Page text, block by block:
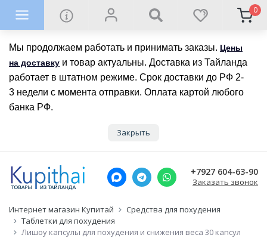
Мы продолжаем работать и принимать заказы. Цены
на доставку и товар актуальны. Доставка из Тайланда
работает в штатном режиме. Срок доставки до РФ 2-
3 недели с момента отправки. Оплата картой любого
банка РФ.
Закрыть
0
+7927 604-63-90
Заказать звонок
Интернет магазин Купитай
Средства для похудения
Таблетки для похудения
Лишоу капсулы для похудения и снижения веса 30 капсул